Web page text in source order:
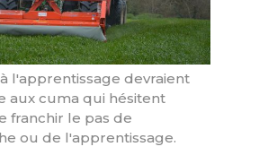
l'apprentissage devraient
aux cuma qui hésitent
franchir le pas de
ou de l'apprentissage.